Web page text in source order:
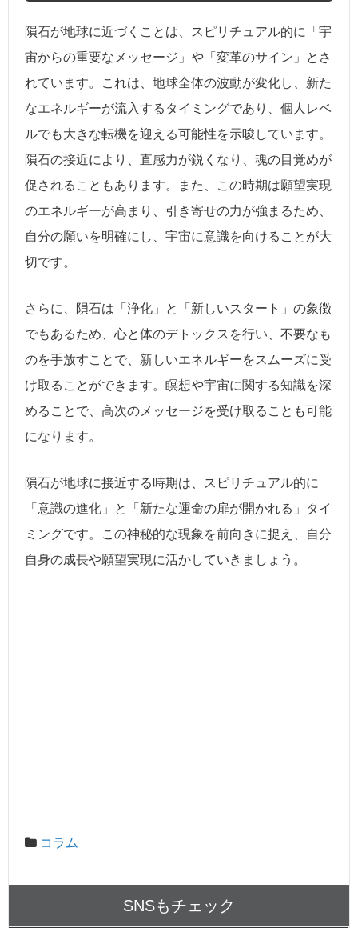
隕石が地球に近づくことは、スピリチュアル的に「宇
宙からの重要なメッセージ」や「変革のサイン」とさ
れています。これは、地球全体の波動が変化し、新た
なエネルギーが流入するタイミングであり、個人レベ
ルでも大きな転機を迎える可能性を示唆しています。
隕石の接近により、直感力が鋭くなり、魂の目覚めが
促されることもあります。また、この時期は願望実現
のエネルギーが高まり、引き寄せの力が強まるため、
自分の願いを明確にし、宇宙に意識を向けることが大
切です。
さらに、隕石は「浄化」と「新しいスタート」の象徴
でもあるため、心と体のデトックスを行い、不要なも
のを手放すことで、新しいエネルギーをスムーズに受
け取ることができます。瞑想や宇宙に関する知識を深
めることで、高次のメッセージを受け取ることも可能
になります。
隕石が地球に接近する時期は、スピリチュアル的に
「意識の進化」と「新たな運命の扉が開かれる」タイ
ミングです。この神秘的な現象を前向きに捉え、自分
自身の成長や願望実現に活かしていきましょう。
コラム
SNSもチェック